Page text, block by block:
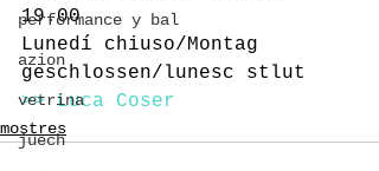
performance y bal
azion
vetrina
juech
19.00
Lunedí chiuso/Montag
geschlossen/lunesc stlut
>> Luca Coser
mostres